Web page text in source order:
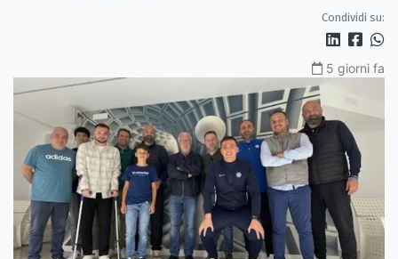
Condividi su:
5 giorni fa